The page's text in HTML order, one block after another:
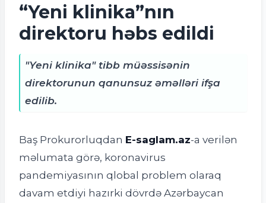
“Yeni klinika”nın
direktoru həbs edildi
"Yeni klinika" tibb müəssisənin
direktorunun qanunsuz əməlləri ifşa
edilib.
Baş Prokurorluqdan E-saglam.az-a verilən
məlumata görə, koronavirus
pandemiyasının qlobal problem olaraq
davam etdiyi hazırki dövrdə Azərbaycan